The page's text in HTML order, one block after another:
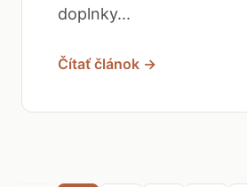
doplnky...
Čítať článok →